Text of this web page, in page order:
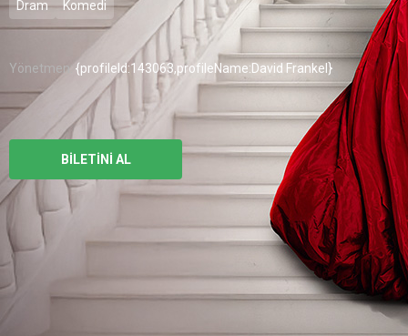
Dram Komedi
Yönetmen: {profileId:143063,profileName:David Frankel}
BİLETİNİ AL